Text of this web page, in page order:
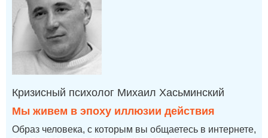
Кризисный психолог Михаил Хасьминский
Мы живем в эпоху иллюзии действия
Образ человека, с которым вы общаетесь в интернете,